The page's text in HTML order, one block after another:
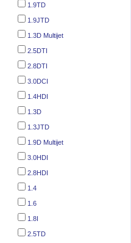
1.9TD
1.9JTD
1.3D Multijet
2.5DTI
2.8DTI
3.0DCI
1.4HDI
1.3D
1.3JTD
1.9D Multijet
3.0HDI
2.8HDI
1.4
1.6
1.8I
2.5TD